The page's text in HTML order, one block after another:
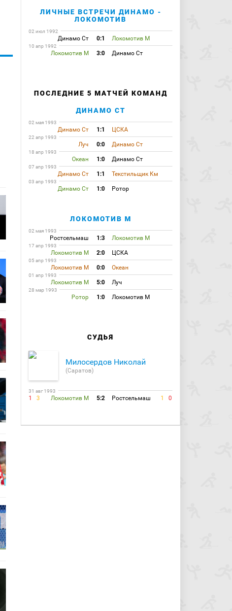
ЛИЧНЫЕ ВСТРЕЧИ ДИНАМО -
ЛОКОМОТИВ
02 июл 1992
Динамо Ст 0:1 Локомотив М
10 апр 1992
Локомотив М 3:0 Динамо Ст
ПОСЛЕДНИЕ 5 МАТЧЕЙ КОМАНД
ДИНАМО СТ
02 мая 1993
Динамо Ст 1:1 ЦСКА
22 апр 1993
Луч 0:0 Динамо Ст
18 апр 1993
Океан 1:0 Динамо Ст
07 апр 1993
Динамо Ст 1:1 Текстильщик Км
03 апр 1993
Динамо Ст 1:0 Ротор
ЛОКОМОТИВ М
02 мая 1993
Ростсельмаш 1:3 Локомотив М
17 апр 1993
Локомотив М 2:0 ЦСКА
05 апр 1993
Локомотив М 0:0 Океан
01 апр 1993
Локомотив М 5:0 Луч
28 мар 1993
Ротор 1:0 Локомотив М
СУДЬЯ
Милосердов Николай
(Саратов)
31 авг 1993
1 3 Локомотив М 5:2 Ростсельмаш 1 0